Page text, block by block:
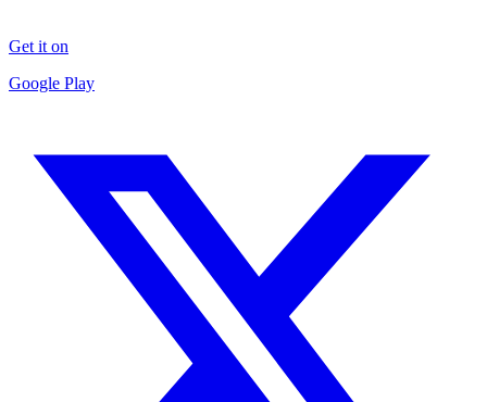
Get it on
Google Play